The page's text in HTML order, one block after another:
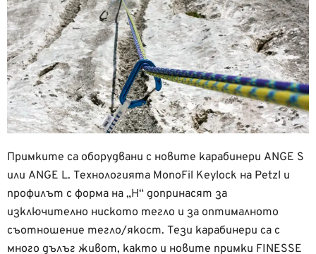
Примките са оборудвани с новите карабинери ANGE S
или ANGE L. Технологията MonoFil Keylock на Petzl и
профилът с форма на „Н“ допринасят за
изключително ниското тегло и за оптималното
съотношение тегло/якост. Тези карабинери са с
много дълъг живот, както и новите примки FINESSE